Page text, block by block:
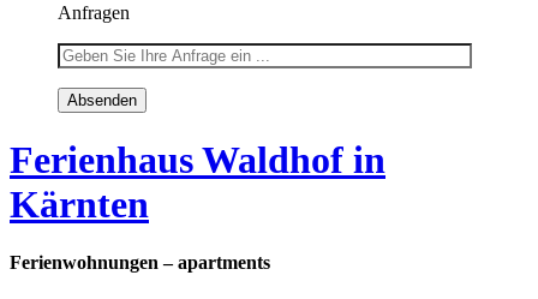
Anfragen
Ferienhaus Waldhof in
Kärnten
Ferienwohnungen – apartments